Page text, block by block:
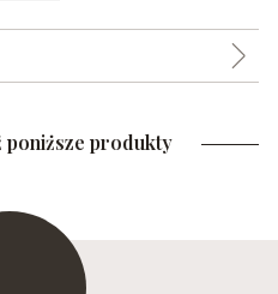
poniższe produkty